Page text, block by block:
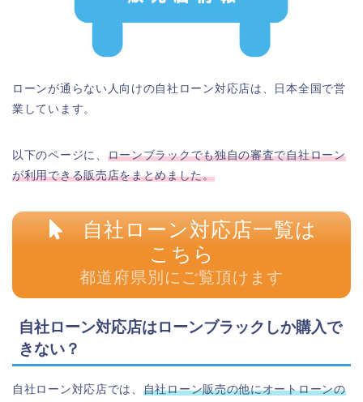
ローンが通らない人向けの自社ローン対応店は、日本全国で営
業しています。
以下のページに、 ローンブラックでも独自の審査で自社ローン
が利用できる販売店をまとめました。
自社ローン対応店一覧は
こちら
都道府県別にご覧頂けます
自社ローン対応店はローンブラックしか購入で
きない？
自社ローン対応店では、 自社ローン販売の他にオートローンの